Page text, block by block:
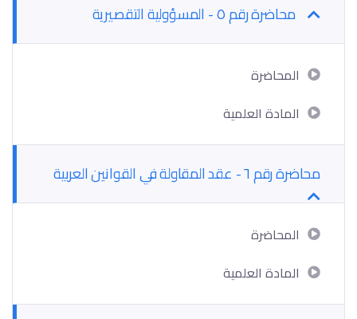
محاضرة رقم ٥ - المسؤولية التقصيرية
المحاضرة
المادة العلمية
محاضرة رقم ٦ - عقد المقاولة في القوانين العربية
المحاضرة
المادة العلمية